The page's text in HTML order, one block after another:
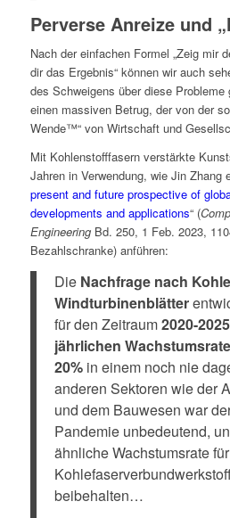
Perverse Anreize und
Nach der einfachen Formel „Zeig mir
dir das Ergebnis“ können wir auch
des Schweigens über diese
einen massiven Betrug, der von der
Wende™“ von Wirtschaft und
Mit Kohlenstofffasern verstärkte
Jahren in Verwendung, wie Jin Zhang
present and future prospective of
developments and applications“ (
Engineering Bd. 250, 1 Feb. 2023,
Bezahlschranke) anführen:
Die Nachfrage nach
Windturbinenblätter
für den Zeitraum2020-
jährlichen
20%in einem noch nie
anderen Sektoren wie der
und dem Bauwesen war
Pandemie unbedeutend,
ähnliche Wachstumsrate für
beibehalten…